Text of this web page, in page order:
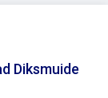
Diksmuide